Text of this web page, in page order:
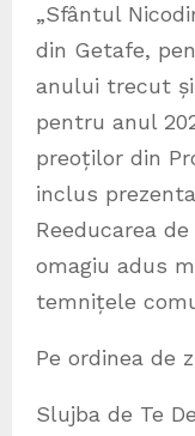
„Sfântul
din Getafe,
anului trecut
pentru anul
preoților din
inclus
Reeducarea
omagiu adus
temnițele
Pe ordinea de
Slujba de Te